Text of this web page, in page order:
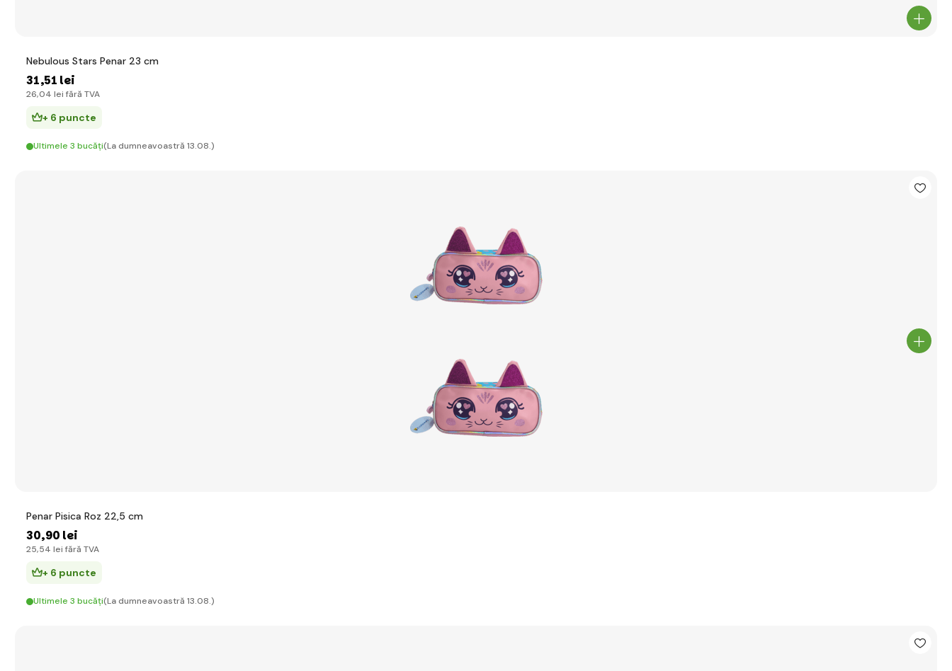
Nebulous Stars Penar 23 cm
31,51 lei
26,04 lei fără TVA
+ 6 puncte
Ultimele 3 bucăți(La dumneavoastră 13.08.)
Penar Pisica Roz 22,5 cm
30,90 lei
25,54 lei fără TVA
+ 6 puncte
Ultimele 3 bucăți(La dumneavoastră 13.08.)